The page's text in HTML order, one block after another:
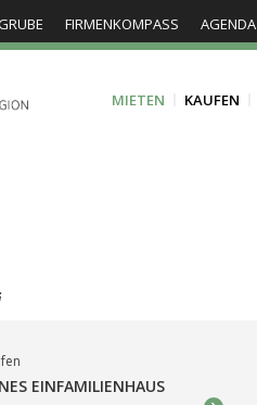
FIRMENKOMPASS AGENDA
MIETEN KAUFEN
EINFAMILIENHAUS